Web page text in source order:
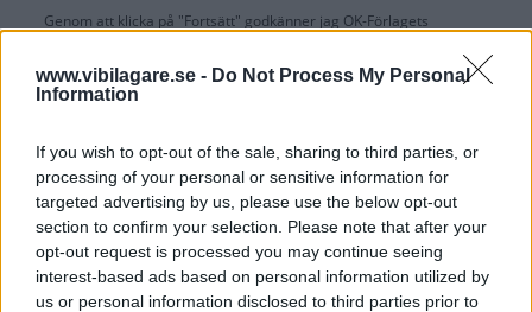
www.vibilagare.se - Do Not Process My Personal
Information
If you wish to opt-out of the sale, sharing to third parties, or
processing of your personal or sensitive information for
targeted advertising by us, please use the below opt-out
section to confirm your selection. Please note that after your
opt-out request is processed you may continue seeing
interest-based ads based on personal information utilized by
us or personal information disclosed to third parties prior to
Genom att klicka på "Fortsätt" godkänner jag OK-Förlagets
OK-Förlagets integritetspolicy
Är du redan prenumerant på vår papperstidning?
Aktivera din digitala prenumeration utan kostnad här.